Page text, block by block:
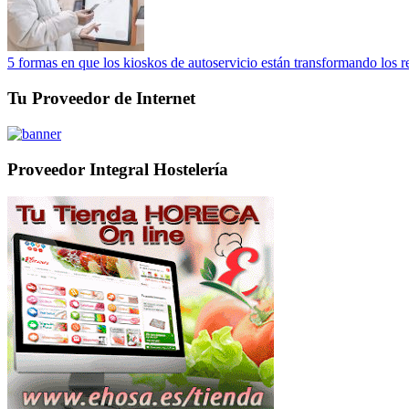
5 formas en que los kioskos de autoservicio están transformando los
Tu Proveedor de Internet
Proveedor Integral Hostelería